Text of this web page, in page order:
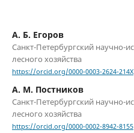
А. Б. Егоров
Санкт-Петербургский научно-
лесного хозяйства
https://orcid.org/0000-0003-2624-214X
А. М. Постников
Санкт-Петербургский научно-
лесного хозяйства
https://orcid.org/0000-0002-8942-8155